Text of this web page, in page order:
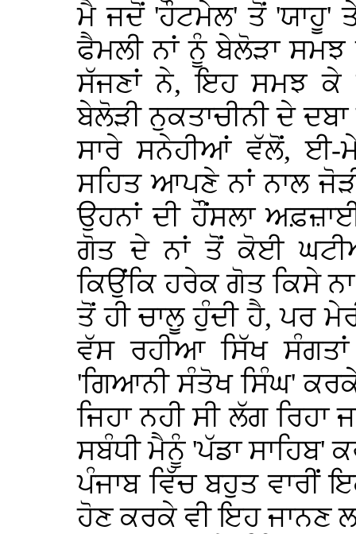
ਮੈ ਜਦੋਂ 'ਹੌਟਮੇਲ' ਤੋਂ
ਫੈਮਲੀ ਨਾਂ ਨੂੰ ਬੇਲੋੜਾ
ਸੱਜਣਾਂ ਨੇ, ਇਹ ਸਮਝ ਕੇ
ਬੇਲੋੜੀ ਨੁਕਤਾਚੀਨੀ ਦੇ
ਸਾਰੇ ਸਨੇਹੀਆਂ ਵੱਲੋਂ, ਈ-
ਸਹਿਤ ਆਪਣੇ ਨਾਂ ਨਾਲ
ਉਹਨਾਂ ਦੀ ਹੌਂਸਲਾ
ਗੋਤ ਦੇ ਨਾਂ ਤੋਂ ਕੋਈ
ਕਿਉਂਕਿ ਹਰੇਕ ਗੋਤ ਕਿਸੇ
ਤੋਂ ਹੀ ਚਾਲੂ ਹੁੰਦੀ ਹੈ, ਪਰ
ਵੱਸ ਰਹੀਆ ਸਿੱਖ ਸੰਗਤਾਂ
'ਗਿਆਨੀ ਸੰਤੋਖ ਸਿੰਘ'
ਜਿਹਾ ਨਹੀ ਸੀ ਲੱਗ
ਸਬੰਧੀ ਮੈਨੂੰ 'ਪੱਡਾ
ਪੰਜਾਬ ਵਿੱਚ ਬਹੁਤ
ਹੋਣ ਕਰਕੇ ਵੀ ਇਹ ਜਾਨਣ